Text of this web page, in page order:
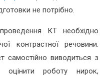
не потрібно.
КТ необхідно
контрастної речовини.
самостійно виводиться з
роботу нирок,